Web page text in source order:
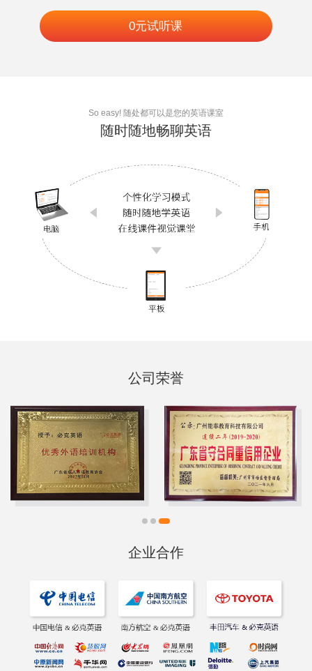
0元试听课
So easy! 随处都可以是您的英语课室
随时随地畅聊英语
公司荣誉
企业合作